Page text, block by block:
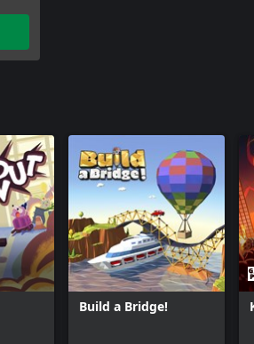
Build a Bridge!